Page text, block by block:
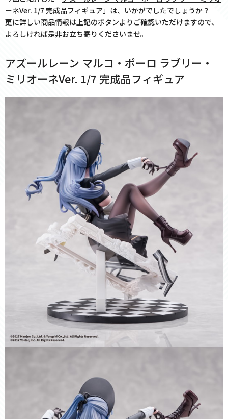
ーネVer. 1/7 完成品フィギュア」は、いかがでしたでしょうか？
更に詳しい商品情報は上記のボタンよりご確認いただけますので、
よろしければ是非お立ち寄りくださいませ。
アズールレーン マルコ・ポーロ ラブリー・
ミリオーネVer. 1/7 完成品フィギュア